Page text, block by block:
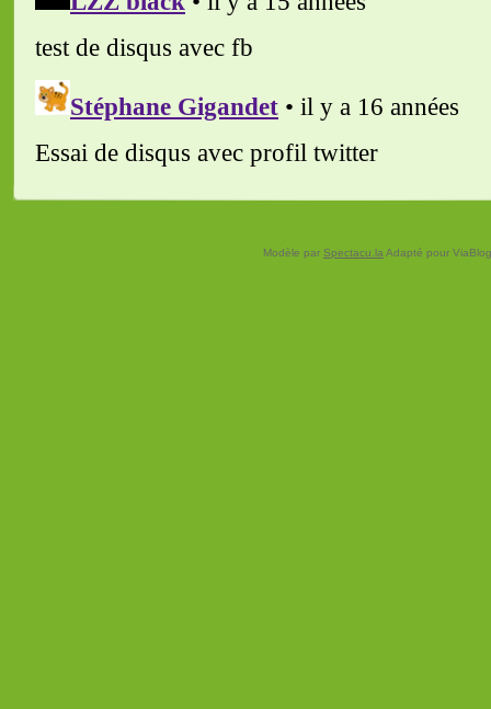
Modèle par Spectacu.la Adapté pour